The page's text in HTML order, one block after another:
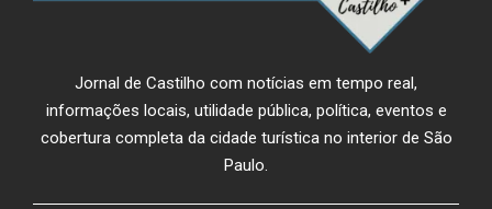
Jornal de Castilho com notícias em tempo real,
informações locais, utilidade pública, política, eventos e
cobertura completa da cidade turística no interior de São
Paulo.